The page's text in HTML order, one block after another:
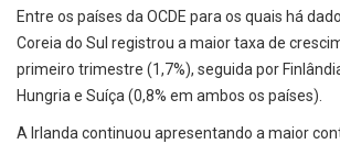
Entre os países da OCDE para os quais há
Coreia do Sul registrou a maior taxa de
primeiro trimestre (1,7%), seguida por
Hungria e Suíça (0,8% em ambos os países).
A Irlanda continuou apresentando a maior